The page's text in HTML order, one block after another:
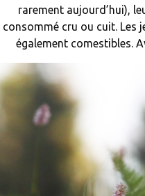
rarement aujourd’hui),
consommé cru ou cuit. Les
également comestibles.